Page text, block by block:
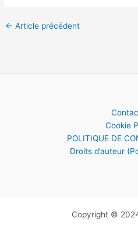
← Article précédent
Cookie
POLITIQUE DE
Droits d’auteur
Copyright ©